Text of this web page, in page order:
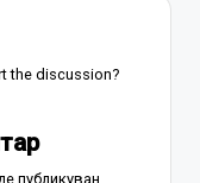
the discussion?
публикуван.